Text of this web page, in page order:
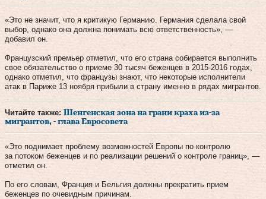
«Это не значит, что я критикую Германию. Германия сделала свой
выбор, однако она должна понимать всю ответственность», —
добавил он.
Французский премьер отметил, что его страна собирается выполнить
свое обязательство о приеме 30 тысяч беженцев в 2015-2016 годах,
однако отметил, что французы знают, что некоторые исполнители
атак в Париже 13 ноября прибыли в страну именно в рядах мигрантов.
Читайте также: Шенгенская зона на грани краха из-за
мигрантов, - глава Евросовета
«Это поднимает проблему возможностей Европы по контролю
за потоком беженцев и по реализации решений о контроле границ», —
отметил он.
По его словам, Франция и Бельгия должны прекратить прием
беженцев по очевидным причинам.